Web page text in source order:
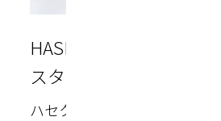
HASECRYSTAL® ハセ
スタル®
ハセクリスタル（